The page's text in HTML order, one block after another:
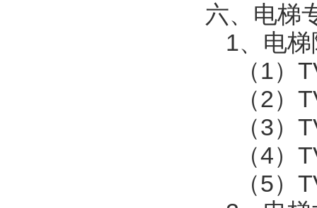
六、电梯
1、电
（1）
（2）
（3）
（4）
（5）